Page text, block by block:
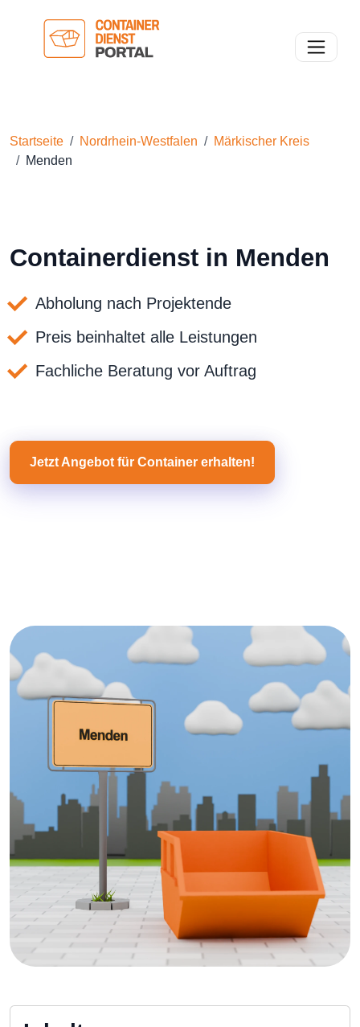
Toggle
Startseite Nordrhein-Westfalen
Märkischer Kreis
Menden
Containerdienst in Menden
Abholung nach Projektende
Preis beinhaltet alle Leistungen
Fachliche Beratung vor Auftrag
Jetzt Angebot für Container erhalten!